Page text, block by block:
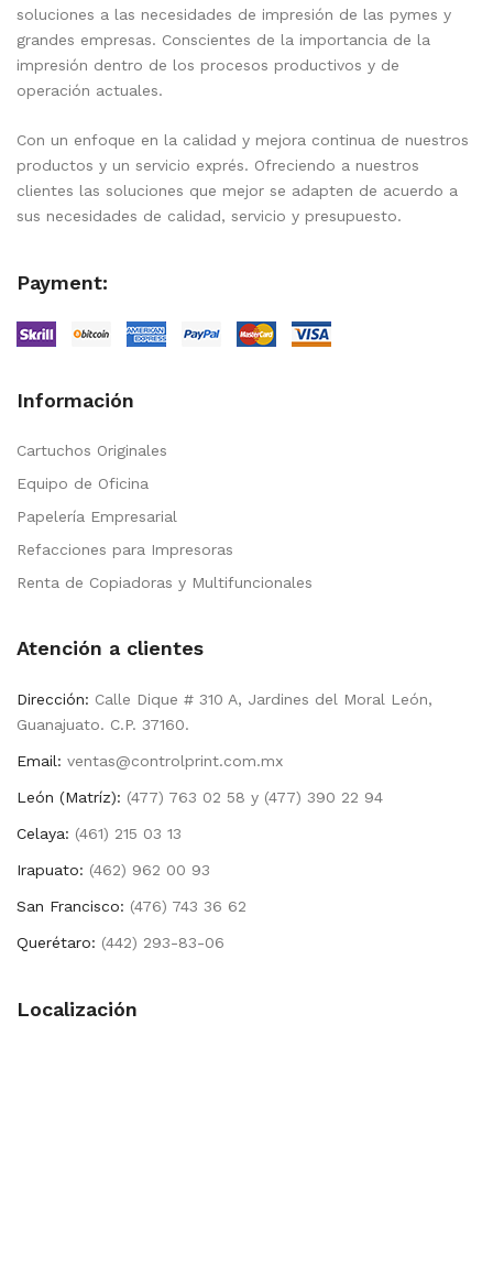
soluciones a las necesidades de impresión de las pymes y
grandes empresas. Conscientes de la importancia de la
impresión dentro de los procesos productivos y de
operación actuales.
Con un enfoque en la calidad y mejora continua de nuestros
productos y un servicio exprés. Ofreciendo a nuestros
clientes las soluciones que mejor se adapten de acuerdo a
sus necesidades de calidad, servicio y presupuesto.
Payment:
Información
Cartuchos Originales
Equipo de Oficina
Papelería Empresarial
Refacciones para Impresoras
Renta de Copiadoras y Multifuncionales
Atención a clientes
Dirección: Calle Dique # 310 A, Jardines del Moral León,
Guanajuato. C.P. 37160.
Email: ventas@controlprint.com.mx
León (Matríz): (477) 763 02 58 y (477) 390 22 94
Celaya: (461) 215 03 13
Irapuato: (462) 962 00 93
San Francisco: (476) 743 36 62
Querétaro: (442) 293-83-06
Localización